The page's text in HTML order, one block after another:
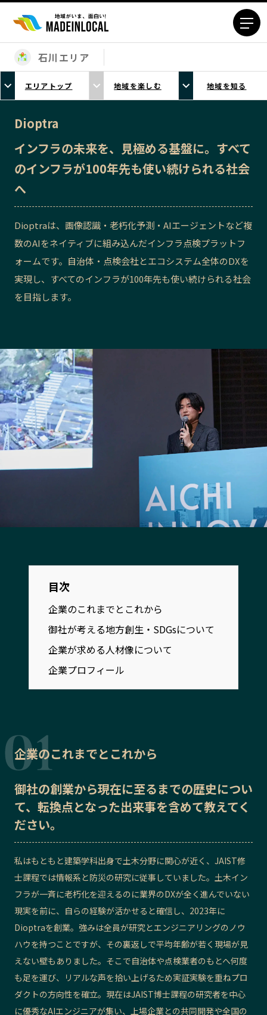
エリアから探す
北海道エリア
青森エリア
岩手エリア
秋田エリア
福島エリア
茨城エリア
栃木エリア
群馬エリア
埼玉エリア
東京23区エリア
多摩エリア
神奈川エリア
新潟エリア
富山エリア
石川エリア
福井エリア
山梨エリア
長野エリア
岐阜エリア
静岡エリア
北摂エリア
河内エリア
奈良エリア
和歌山エリア
鳥取エリア
島根エリア
岡山エリア
広島エリア
山口エリア
徳島エリア
香川エリア
福岡エリア
長崎エリア
大分エリア
カテゴリから探す
特集コンテンツ
地域を代表する 企業100選
プレスリリース
行政連携記事
MILCプロジェクト
Localist
SDGsの先駆者
Sporkle
「人」から探す
記事ライター
お問い合わせ 会社概要
石川エリア
エリアトップ 地域を楽しむ 地域を知る
Dioptra
インフラの未来を、見極める基盤に。すべて
のインフラが100年先も使い続けられる社会
へ
Dioptraは、画像認識・老朽化予測・AIエージェントなど複
数のAIをネイティブに組み込んだインフラ点検プラットフ
ォームです。自治体・点検会社とエコシステム全体のDXを
実現し、すべてのインフラが100年先も使い続けられる社会
を目指します。
目次
企業のこれまでとこれから
御社が考える地方創生・SDGsについて
企業が求める人材像について
企業プロフィール
企業のこれまでとこれから
御社の創業から現在に至るまでの歴史につい
て、転換点となった出来事を含めて教えてく
ださい。
私はもともと建築学科出身で土木分野に関心が近く、JAIST修
士課程では情報系と防災の研究に従事していました。土木イン
フラが一斉に老朽化を迎えるのに業界のDXが全く進んでいない
現実を前に、自らの経験が活かせると確信し、2023年に
Dioptraを創業。強みは全員が研究とエンジニアリングのノウ
ハウを持つことですが、その裏返しで平均年齢が若く現場が見
えない壁もありました。そこで自治体や点検業者のもとへ何度
も足を運び、リアルな声を拾い上げるため実証実験を重ねプロ
ダクトの方向性を確立。現在はJAIST博士課程の研究者を中心
に優秀なAIエンジニアが集い、上場企業との共同開発や全国の